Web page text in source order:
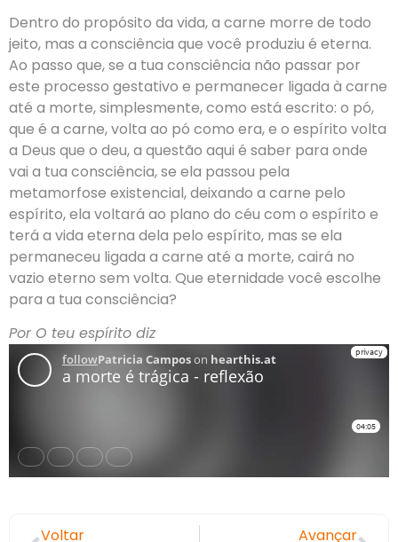
Dentro do propósito da vida, a carne morre de todo
jeito, mas a consciência que você produziu é eterna.
Ao passo que, se a tua consciência não passar por
este processo gestativo e permanecer ligada à carne
até a morte, simplesmente, como está escrito: o pó,
que é a carne, volta ao pó como era, e o espírito volta
a Deus que o deu, a questão aqui é saber para onde
vai a tua consciência, se ela passou pela
metamorfose existencial, deixando a carne pelo
espírito, ela voltará ao plano do céu com o espírito e
terá a vida eterna dela pelo espírito, mas se ela
permaneceu ligada a carne até a morte, cairá no
vazio eterno sem volta. Que eternidade você escolhe
para a tua consciência?
Por O teu espírito diz
Voltar Avançar